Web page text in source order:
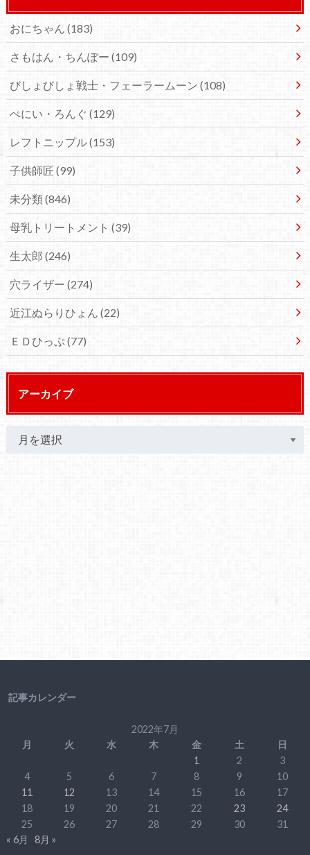
おにちゃん (183)
さもはん・ちんぽー (109)
びしょびしょ戦士・フェーラームーン (108)
ぺにい・ろんぐ (129)
レフトニップル(153)
子供師匠 (99)
未分類(846)
母乳トリートメント (39)
生太郎 (246)
穴ライザー (274)
近江ぬらりひょん (22)
ＥＤひっぷ(77)
アーカイブ
記事カレンダー
2022年7月
月
火 水 木 金 土
日
1
2
3
4
5 6 7 8 9
10
11
12 13 14 15 16
17
18
19 20 21 22 23
24
25
26 27 28 29 30
31
« 6月
8月 »